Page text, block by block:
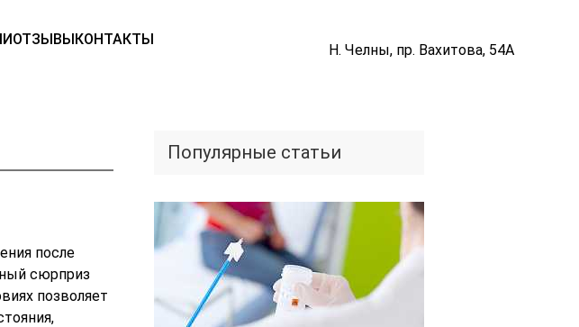
ОТЗЫВЫКОНТАКТЫ
Н. Челны, пр. Вахитова, 54А
после
сюрприз
позволяет
Популярные статьи